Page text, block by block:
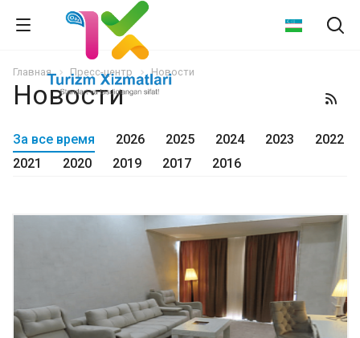
Главная Пресс-центр Новости
Новости
За все время 2026 2025 2024 2023
2022
2021
2020 2019 2017 2016